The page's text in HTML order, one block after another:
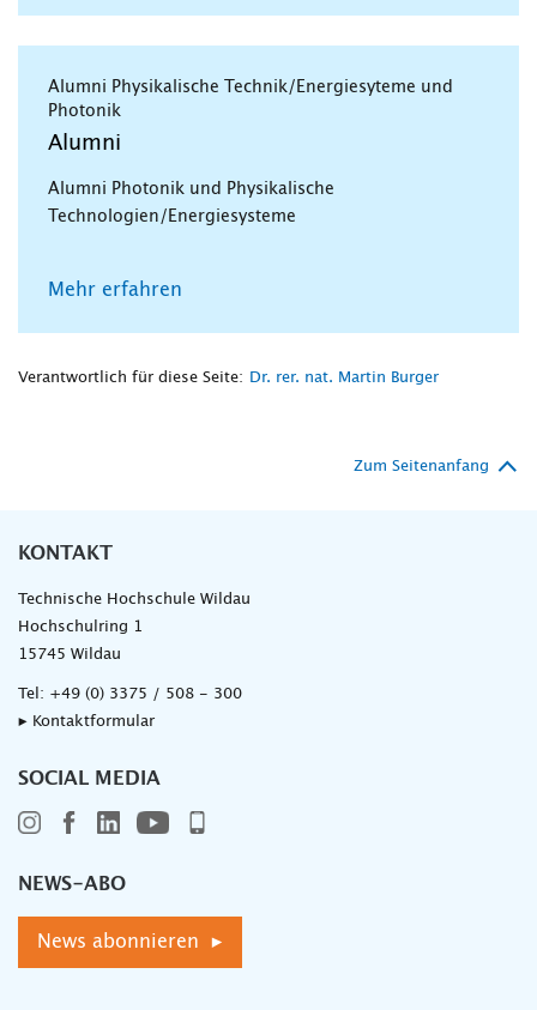
Alumni Physikalische Technik/Energiesyteme und
Photonik
Alumni
Alumni Photonik und Physikalische
Technologien/Energiesysteme
Mehr erfahren
Verantwortlich für diese Seite: Dr. rer. nat. Martin Burger
Zum Seitenanfang
KONTAKT
Technische Hochschule Wildau
Hochschulring 1
15745 Wildau
Tel: +49 (0) 3375 / 508 - 300
▸ Kontaktformular
SOCIAL MEDIA
NEWS-ABO
News abonnieren ▸